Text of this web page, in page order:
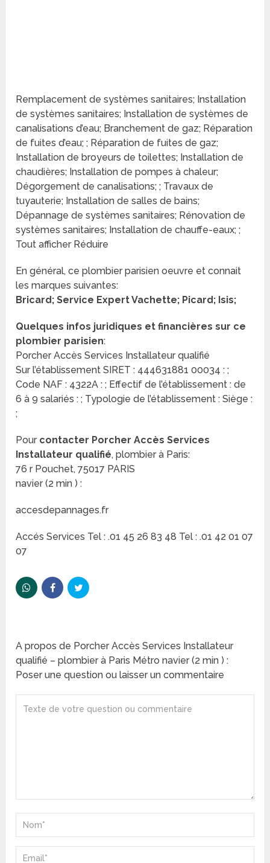
Remplacement de systèmes sanitaires; Installation
de systèmes sanitaires; Installation de systèmes de
canalisations d’eau; Branchement de gaz; Réparation
de fuites d’eau; ; Réparation de fuites de gaz;
Installation de broyeurs de toilettes; Installation de
chaudières; Installation de pompes à chaleur;
Dégorgement de canalisations; ; Travaux de
tuyauterie; Installation de salles de bains;
Dépannage de systèmes sanitaires; Rénovation de
systèmes sanitaires; Installation de chauffe-eaux; ;
Tout afficher Réduire
En général, ce plombier parisien oeuvre et connait
les marques suivantes:
Bricard; Service Expert Vachette; Picard; Isis;
Quelques infos juridiques et financières sur ce
plombier parisien:
Porcher Accès Services Installateur qualifié
Sur l’établissement SIRET : 444631881 00034 : ;
Code NAF : 4322A : ; Effectif de l’établissement : de
6 à 9 salariés : ; Typologie de l’établissement : Siège :
;
Pour contacter Porcher Accès Services
Installateur qualifié, plombier à Paris:
76 r Pouchet, 75017 PARIS
navier (2 min ) :
accesdepannages.fr
Accés Services Tel : .01 45 26 83 48 Tel : .01 42 01 07
07
A propos de Porcher Accès Services Installateur
qualifié – plombier à Paris Métro navier (2 min ) :
Poser une question ou laisser un commentaire